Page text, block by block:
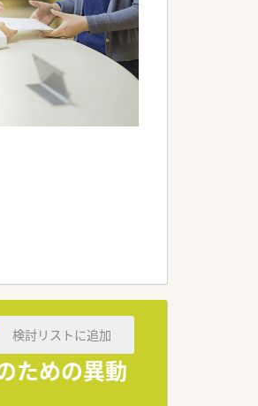
どを議論して発
キング鑑査機
ための異動
検討リストに追加